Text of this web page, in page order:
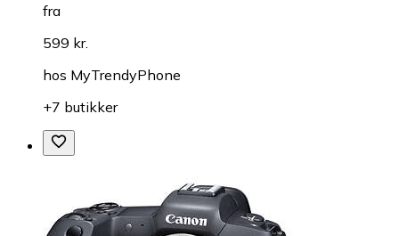
fra
599 kr.
hos MyTrendyPhone
+7 butikker